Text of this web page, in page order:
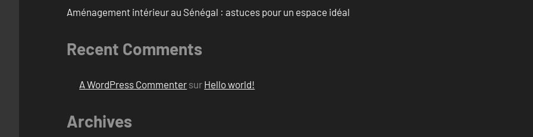
Aménagement intérieur au Sénégal : astuces pour un espace idéal
Recent Comments
A WordPress Commenter sur Hello world!
Archives